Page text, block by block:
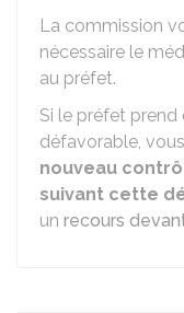
La commission
nécessaire le
au préfet.
Si le préfet prend
défavorable,
nouveau
suivant cette
un recours